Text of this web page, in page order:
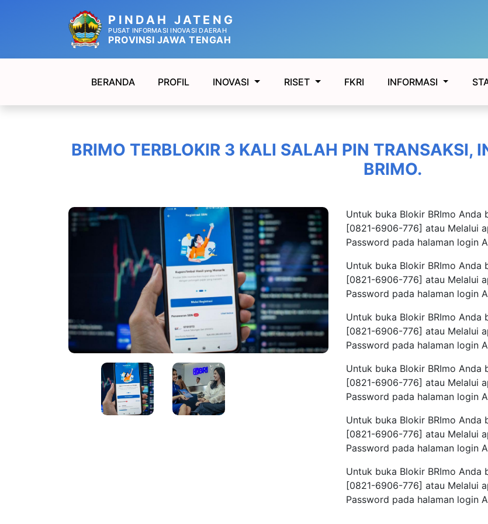
PINDAH JATENG
PUSAT INFORMASI INOVASI DAERAH
PROVINSI JAWA TENGAH
BERANDA PROFIL INOVASI RISET FKRI INFORMASI
BRIMO TERBLOKIR 3 KALI SALAH PIN TRANSAKSI,
BRIMO.
Untuk buka Blokir BRImo Anda
[0821-6906-776] atau Melalui
Password pada halaman login
Untuk buka Blokir BRImo Anda
[0821-6906-776] atau Melalui
Password pada halaman login
Untuk buka Blokir BRImo Anda
[0821-6906-776] atau Melalui
Password pada halaman login
Untuk buka Blokir BRImo Anda
[0821-6906-776] atau Melalui
Password pada halaman login
Untuk buka Blokir BRImo Anda
[0821-6906-776] atau Melalui
Password pada halaman login
Untuk buka Blokir BRImo Anda
[0821-6906-776] atau Melalui
Password pada halaman login